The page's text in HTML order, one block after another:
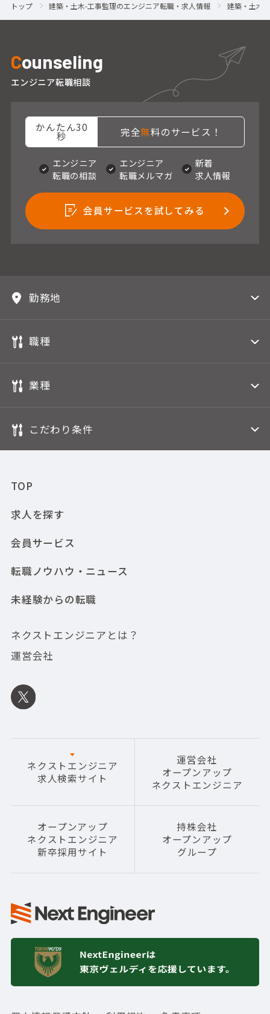
トップ 建築・土木-工事監理のエンジニア転職・求人情報 建築・土木-
Counseling
エンジニア転職相談
かんたん30
秒 完全無料のサービス！
エンジニア
転職の相談
エンジニア
転職メルマガ
新着
求人情報
会員サービスを試してみる
勤務地
職種
業種
こだわり条件
TOP
求人を探す
会員サービス
転職ノウハウ・ニュース
未経験からの転職
ネクストエンジニアとは？
運営会社
ネクストエンジニア
求人検索サイト
運営会社
オープンアップ
ネクストエンジニア
オープンアップ
ネクストエンジニア
新卒採用サイト
持株会社
オープンアップ
グループ